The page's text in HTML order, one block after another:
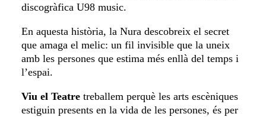
discogràfica U98 music.
En aquesta història, la Nura descobreix el secret
que amaga el melic: un fil invisible que la uneix
amb les persones que estima més enllà del temps i
l’espai.
Viu el Teatre treballem perquè les arts escèniques
estiguin presents en la vida de les persones, és per